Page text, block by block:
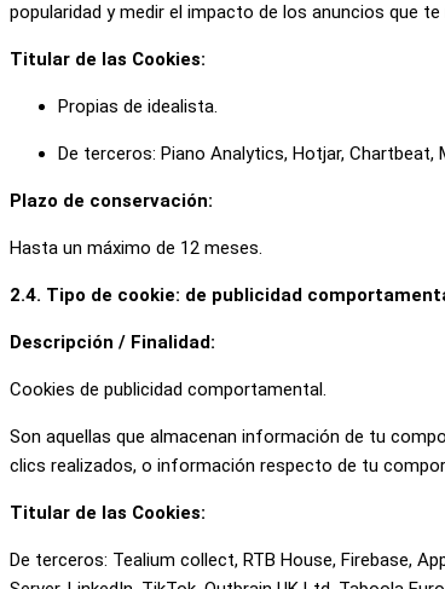
popularidad y medir el impacto de los anuncios que
Titular de las Cookies:
Propias de idealista.
De terceros: Piano Analytics, Hotjar, Chartbeat,
Plazo de conservación:
Hasta un máximo de 12 meses.
2.4. Tipo de cookie: de publicidad
Descripción / Finalidad:
Cookies de publicidad comportamental.
Son aquellas que almacenan información de tu
clics realizados, o información respecto de tu
Titular de las Cookies:
De terceros: Tealium collect, RTB House, Firebase,